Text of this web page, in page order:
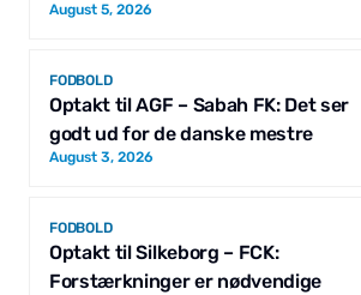
August 5, 2026
FODBOLD
Optakt til AGF – Sabah FK: Det ser
godt ud for de danske mestre
August 3, 2026
FODBOLD
Optakt til Silkeborg – FCK:
Forstærkninger er nødvendige